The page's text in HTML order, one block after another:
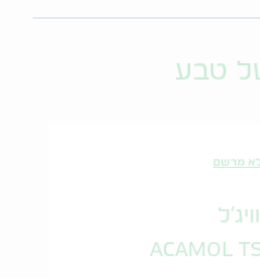
טבע
מרשם
ACAMOL